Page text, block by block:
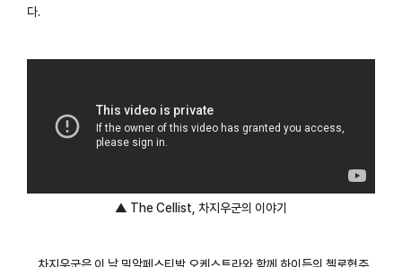
다.
▲ The Cellist, 차지우군의 이야기
차지우군은 이 날 밀알페스티발 오케스트라와 함께 하이든의 첼로협주